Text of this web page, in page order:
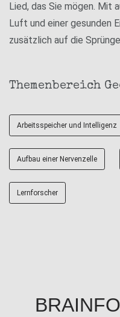
Lied, das Sie mögen. Mit
Luft und einer gesunden
zusätzlich auf die
Themenbereich
Arbeitsspeicher und Intelligenz
Aufbau einer Nervenzelle
Lernforscher